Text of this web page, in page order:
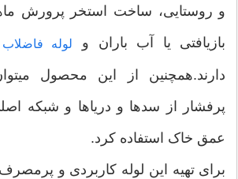
و روستایی، ساخت استخر پرورش
بازیافتی یا آب باران و
لوله فاضلاب
دارند.همچنین از این محصول
پرفشار از سدها و دریاها و شبکه
عمق خاک استفاده کرد.
برای تهیه این لوله کاربردی و